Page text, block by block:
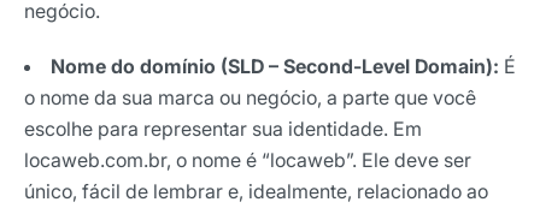
negócio.
Nome do domínio (SLD – Second-Level Domain): É
o nome da sua marca ou negócio, a parte que você
escolhe para representar sua identidade. Em
locaweb.com.br, o nome é “locaweb”. Ele deve ser
único, fácil de lembrar e, idealmente, relacionado ao